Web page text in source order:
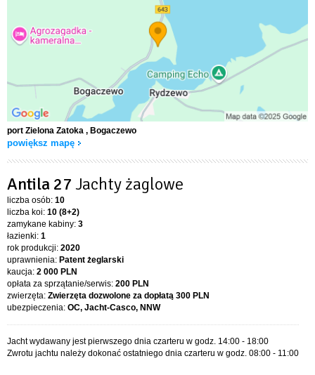
port Zielona Zatoka , Bogaczewo
powiększ mapę
Antila 27 Jachty żaglowe
liczba osób: 10
liczba koi: 10 (8+2)
zamykane kabiny: 3
łazienki: 1
rok produkcji: 2020
uprawnienia: Patent żeglarski
kaucja: 2 000 PLN
opłata za sprzątanie/serwis: 200 PLN
zwierzęta: Zwierzęta dozwolone za dopłatą 300 PLN
ubezpieczenia: OC, Jacht-Casco, NNW
Jacht wydawany jest pierwszego dnia czarteru w godz. 14:00 - 18:00
Zwrotu jachtu należy dokonać ostatniego dnia czarteru w godz. 08:00 - 11:00